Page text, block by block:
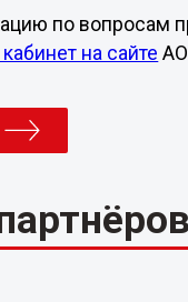
по вопросам
на сайте